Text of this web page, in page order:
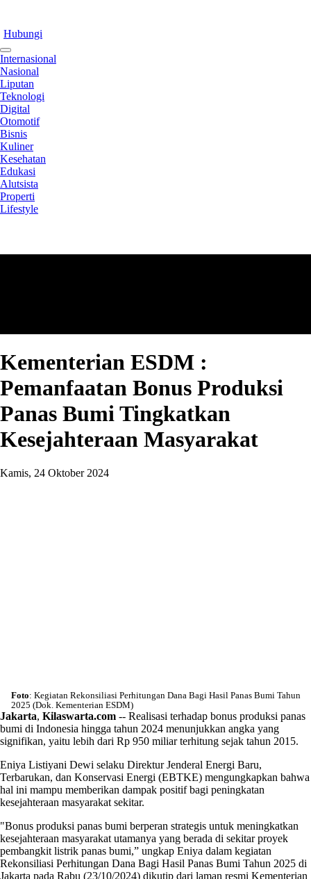
Hubungi
Internasional
Nasional
Liputan
Teknologi
Digital
Otomotif
Bisnis
Kuliner
Kesehatan
Edukasi
Alutsista
Properti
Lifestyle
Kementerian ESDM :
Pemanfaatan Bonus Produksi
Panas Bumi Tingkatkan
Kesejahteraan Masyarakat
Kamis, 24 Oktober 2024
Foto: Kegiatan Rekonsiliasi Perhitungan Dana Bagi Hasil Panas Bumi Tahun
2025 (Dok. Kementerian ESDM)
Jakarta, Kilaswarta.com -- Realisasi terhadap bonus produksi panas
bumi di Indonesia hingga tahun 2024 menunjukkan angka yang
signifikan, yaitu lebih dari Rp 950 miliar terhitung sejak tahun 2015.
Eniya Listiyani Dewi selaku Direktur Jenderal Energi Baru,
Terbarukan, dan Konservasi Energi (EBTKE) mengungkapkan bahwa
hal ini mampu memberikan dampak positif bagi peningkatan
kesejahteraan masyarakat sekitar.
"Bonus produksi panas bumi berperan strategis untuk meningkatkan
kesejahteraan masyarakat utamanya yang berada di sekitar proyek
pembangkit listrik panas bumi,” ungkap Eniya dalam kegiatan
Rekonsiliasi Perhitungan Dana Bagi Hasil Panas Bumi Tahun 2025 di
Jakarta pada Rabu (23/10/2024) dikutip dari laman resmi Kementerian